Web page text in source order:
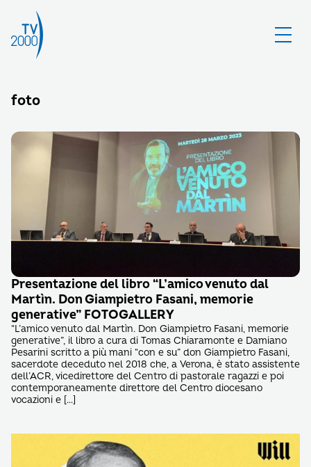
foto
Presentazione del libro “L’amico venuto dal
Martìn. Don Giampietro Fasani, memorie
generative” FOTOGALLERY
“L’amico venuto dal Martìn. Don Giampietro Fasani, memorie
generative”, il libro a cura di Tomas Chiaramonte e Damiano
Pesarini scritto a più mani “con e su” don Giampietro Fasani,
sacerdote deceduto nel 2018 che, a Verona, è stato assistente
dell’ACR, vicedirettore del Centro di pastorale ragazzi e poi
contemporaneamente direttore del Centro diocesano
vocazioni e […]